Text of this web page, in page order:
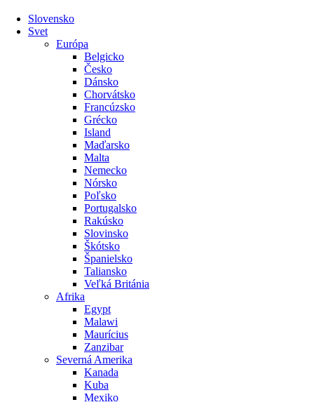
Slovensko
Svet
Európa
Belgicko
Česko
Dánsko
Chorvátsko
Francúzsko
Grécko
Island
Maďarsko
Malta
Nemecko
Nórsko
Poľsko
Portugalsko
Rakúsko
Slovinsko
Škótsko
Španielsko
Taliansko
Veľká Británia
Afrika
Egypt
Malawi
Maurícius
Zanzibar
Severná Amerika
Kanada
Kuba
Mexiko